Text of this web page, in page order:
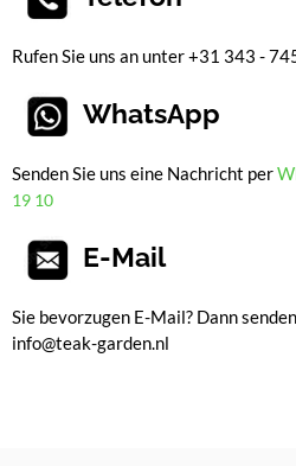
Rufen Sie uns an unter +31 343 -
WhatsApp
Senden Sie uns eine Nachricht per
19 10
E-Mail
Sie bevorzugen E-Mail? Dann
info@teak-garden.nl